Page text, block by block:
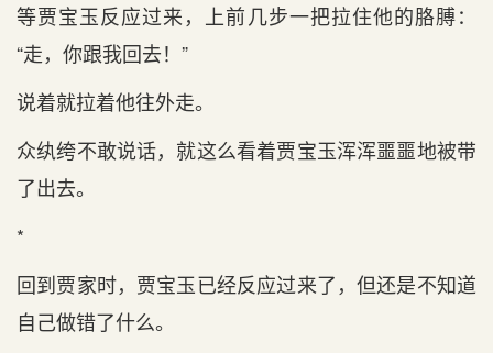
等贾宝玉反应过来，上前几步一把拉住他的胳膊：
“走，你跟我回去！”
说着就拉着他往外走。
众纨绔不敢说话，就这么看着贾宝玉浑浑噩噩地被带
了出去。
*
回到贾家时，贾宝玉已经反应过来了，但还是不知道
自己做错了什么。